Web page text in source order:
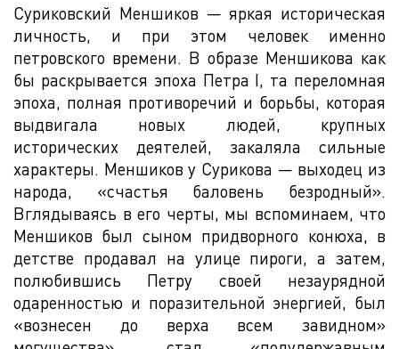
Суриковский Меншиков — яркая историческая
личность, и при этом человек именно
петровского времени. В образе Меншикова как
бы раскрывается эпоха Петра I, та переломная
эпоха, полная противоречий и борьбы, которая
выдвигала новых людей, крупных
исторических деятелей, закаляла сильные
характеры. Меншиков у Сурикова — выходец из
народа, «счастья баловень безродный».
Вглядываясь в его черты, мы вспоминаем, что
Меншиков был сыном придворного конюха, в
детстве продавал на улице пироги, а затем,
полюбившись Петру своей незаурядной
одаренностью и поразительной энергией, был
«вознесен до верха всем завидном»